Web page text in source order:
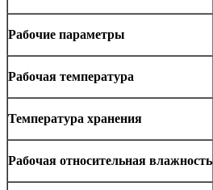
Рабочие параметры
Рабочая температура
Температура хранения
Рабочая относительная влажность